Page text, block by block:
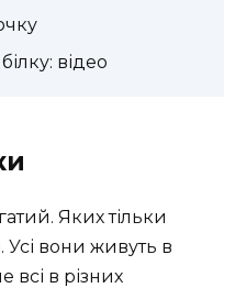
відео
Яких тільки
вони живуть в
всі в різних